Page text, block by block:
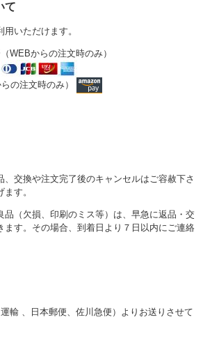
て
いただけます。
WEBからの注文時のみ）
の注文時のみ）
、交換や注文完了後のキャンセルはご容赦下さ
す。
品（欠損、印刷のミス等）は、早急に返品・交
ます。その場合、到着日より７日以内にご連絡
輸 、日本郵便、佐川急便）よりお送りさせて